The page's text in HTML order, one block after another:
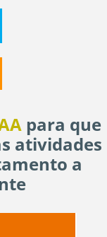
para que
atividades
a